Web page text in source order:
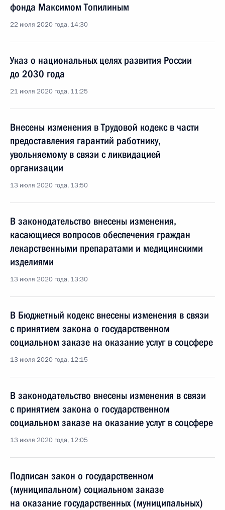
фонда Максимом Топилиным
22 июля 2020 года, 14:30
Указ о национальных целях развития России
до 2030 года
21 июля 2020 года, 11:25
Внесены изменения в Трудовой кодекс в части
предоставления гарантий работнику,
увольняемому в связи с ликвидацией
организации
13 июля 2020 года, 13:50
В законодательство внесены изменения,
касающиеся вопросов обеспечения граждан
лекарственными препаратами и медицинскими
изделиями
13 июля 2020 года, 13:30
В Бюджетный кодекс внесены изменения в связи
с принятием закона о государственном
социальном заказе на оказание услуг в соцсфере
13 июля 2020 года, 12:15
В законодательство внесены изменения в связи
с принятием закона о государственном
социальном заказе на оказание услуг в соцсфере
13 июля 2020 года, 12:05
Подписан закон о государственном
(муниципальном) социальном заказе
на оказание государственных (муниципальных)